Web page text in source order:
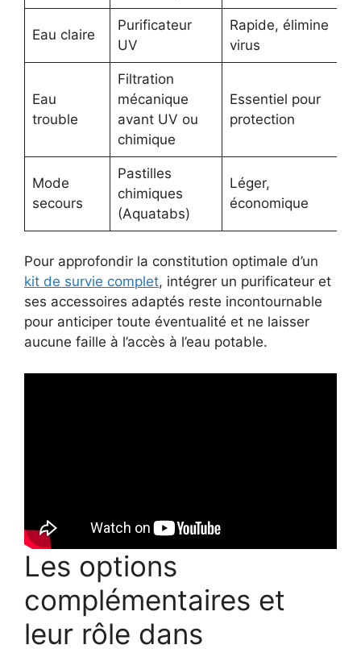
Eau claire
Purificateur
UV
Rapide, élimine
virus
Eau
trouble
Filtration
mécanique
avant UV ou
chimique
Essentiel pour
protection
Mode
secours
Pastilles
chimiques
(Aquatabs)
Léger,
économique
Pour approfondir la constitution optimale d’un
kit de survie complet, intégrer un purificateur et
ses accessoires adaptés reste incontournable
pour anticiper toute éventualité et ne laisser
aucune faille à l’accès à l’eau potable.
Les options
complémentaires et
leur rôle dans